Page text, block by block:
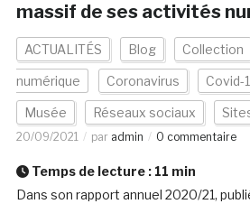
massif de ses activités
ACTUALITÉS Blog Collection
numérique Coronavirus Covid-
Musée Réseaux sociaux
20/09/2021 par admin 0 commentaire
Temps de lecture : 11 min
Dans son rapport annuel 2020/21,